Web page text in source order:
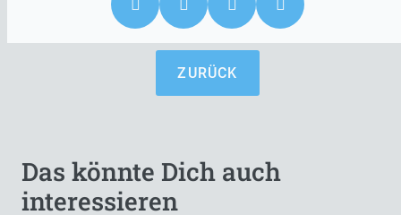
ZURÜCK
Das könnte Dich auch
interessieren